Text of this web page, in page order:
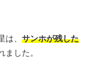
は、 サンホが残した
ました。